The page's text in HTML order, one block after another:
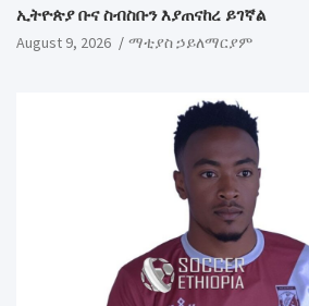
ኢትዮጵያ ቡና ስብስቡን እያጠናከረ ይገኛል
August 9, 2026 ማቲያስ ኃይለማርያም